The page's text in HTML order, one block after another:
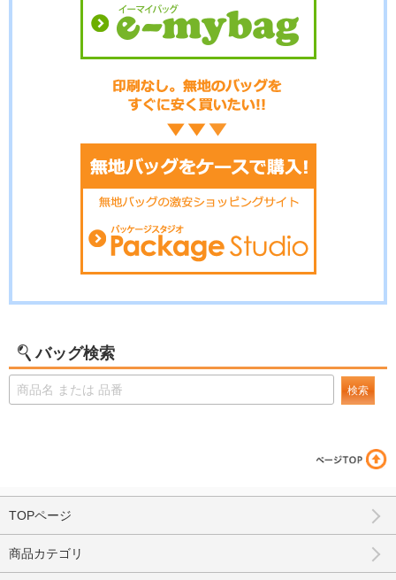
バッグ検索
検索
TOPページ
商品カテゴリ